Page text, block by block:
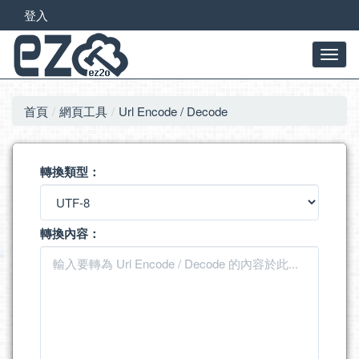
登入
首頁 網頁工具 Url Encode / Decode
轉換類型：
轉換內容：